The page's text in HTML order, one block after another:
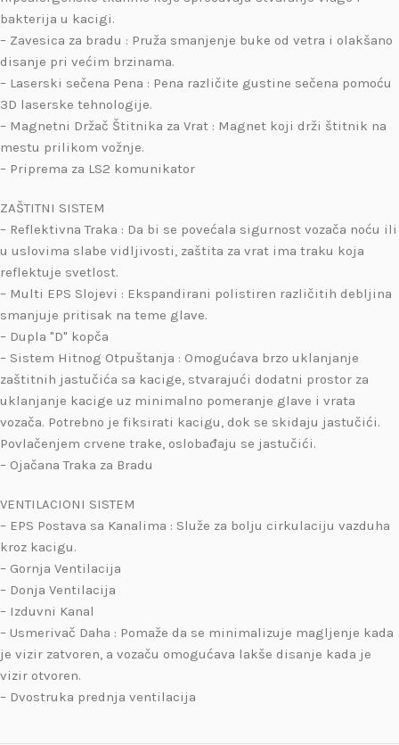
bakterija u kacigi.
– Zavesica za bradu : Pruža smanjenje buke od vetra i olakšano
disanje pri većim brzinama.
– Laserski sečena Pena : Pena različite gustine sečena pomoću
3D laserske tehnologije.
– Magnetni Držač Štitnika za Vrat : Magnet koji drži štitnik na
mestu prilikom vožnje.
– Priprema za LS2 komunikator
ZAŠTITNI SISTEM
– Reflektivna Traka : Da bi se povećala sigurnost vozača noću ili
u uslovima slabe vidljivosti, zaštita za vrat ima traku koja
reflektuje svetlost.
– Multi EPS Slojevi : Ekspandirani polistiren različitih debljina
smanjuje pritisak na teme glave.
– Dupla "D" kopča
– Sistem Hitnog Otpuštanja : Omogućava brzo uklanjanje
zaštitnih jastučića sa kacige, stvarajući dodatni prostor za
uklanjanje kacige uz minimalno pomeranje glave i vrata
vozača. Potrebno je fiksirati kacigu, dok se skidaju jastučići.
Povlačenjem crvene trake, oslobađaju se jastučići.
– Ojačana Traka za Bradu
VENTILACIONI SISTEM
– EPS Postava sa Kanalima : Služe za bolju cirkulaciju vazduha
kroz kacigu.
– Gornja Ventilacija
– Donja Ventilacija
– Izduvni Kanal
– Usmerivač Daha : Pomaže da se minimalizuje magljenje kada
je vizir zatvoren, a vozaču omogućava lakše disanje kada je
vizir otvoren.
– Dvostruka prednja ventilacija